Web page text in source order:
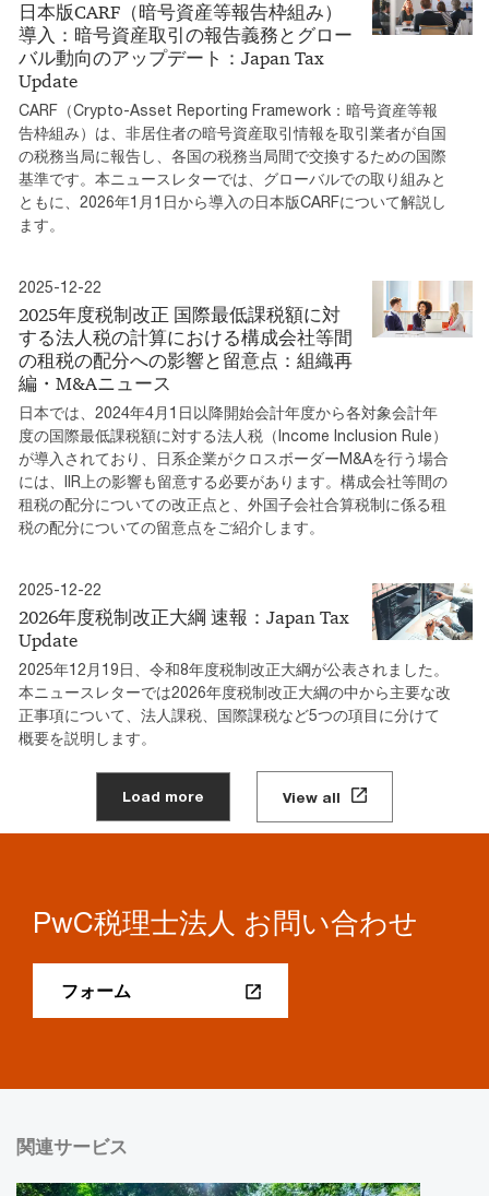
日本版CARF（暗号資産等報告枠組み）
導入：暗号資産取引の報告義務とグロー
バル動向のアップデート：Japan Tax
Update
CARF（Crypto-Asset Reporting Framework：暗号資産等報
告枠組み）は、非居住者の暗号資産取引情報を取引業者が自国
の税務当局に報告し、各国の税務当局間で交換するための国際
基準です。本ニュースレターでは、グローバルでの取り組みと
ともに、2026年1月1日から導入の日本版CARFについて解説し
ます。
2025-12-22
2025年度税制改正 国際最低課税額に対
する法人税の計算における構成会社等間
の租税の配分への影響と留意点：組織再
編・M&Aニュース
日本では、2024年4月1日以降開始会計年度から各対象会計年
度の国際最低課税額に対する法人税（Income Inclusion Rule）
が導入されており、日系企業がクロスボーダーM&Aを行う場合
には、IIR上の影響も留意する必要があります。構成会社等間の
租税の配分についての改正点と、外国子会社合算税制に係る租
税の配分についての留意点をご紹介します。
2025-12-22
2026年度税制改正大綱 速報：Japan Tax
Update
2025年12月19日、令和8年度税制改正大綱が公表されました。
本ニュースレターでは2026年度税制改正大綱の中から主要な改
正事項について、法人課税、国際課税など5つの項目に分けて
概要を説明します。
Load more View all
PwC税理士法人 お問い合わせ
フォーム
関連サービス